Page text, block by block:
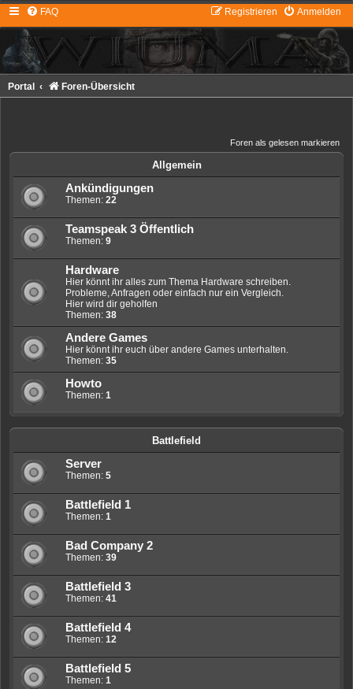
FAQ Anmelden
Registrieren
Portal Foren-Übersicht
Foren als gelesen markieren
Allgemein
Ankündigungen
Themen: 22
Teamspeak 3 Öffentlich
Themen: 9
Hardware
Hier könnt ihr alles zum Thema Hardware schreiben.
Probleme, Anfragen oder einfach nur ein Vergleich.
Hier wird dir geholfen
Themen: 38
Andere Games
Hier könnt ihr euch über andere Games unterhalten.
Themen: 35
Howto
Themen: 1
Battlefield
Server
Themen: 5
Battlefield 1
Themen: 1
Bad Company 2
Themen: 39
Battlefield 3
Themen: 41
Battlefield 4
Themen: 12
Battlefield 5
Themen: 1